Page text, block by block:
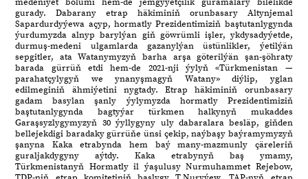
gurady. Dabarany etrap häkiminiň orunbasary Altynjemal
Sapardurdyýewa açyp, hormatly Prezidentimiziň baştutanlygynda
ýurdumyzda alnyp barylýan giň göwrümli işler, ykdysadyýetde,
durmuş-medeni ulgamlarda gazanylýan üstünlikler, ýetilýän
sepgitler, ata Watanymyzyň barha arşa göterilýän şan-şöhraty
barada gürrüň etdi hem-de 2021-nji ýylyň «Türkmenistan —
parahatçylygyň we ynanyşmagyň Watany» diýlip, yglan
edilmeginiň ähmiýetini nygtady. Etrap häkiminiň orunbasary
gadam basylan şanly ýylymyzda hormatly Prezidentimiziň
baştutanlygynda bagtyýar türkmen halkynyň mukaddes
Garaşsyzlygymyzyň 30 ýyllygyny uly dabaralara besläp, giňden
bellejekdigi baradaky gürrüňe ünsi çekip, naýbaşy baýramymyzyň
şanyna Kaka etrabynda hem baý many-mazmunly çäreleriň
guraljakdygyny aýtdy. Kaka etrabynyň baş ymamy,
Türkmenistanyň Hormatly il ýaşulusy Nurmuhammet Rejebow,